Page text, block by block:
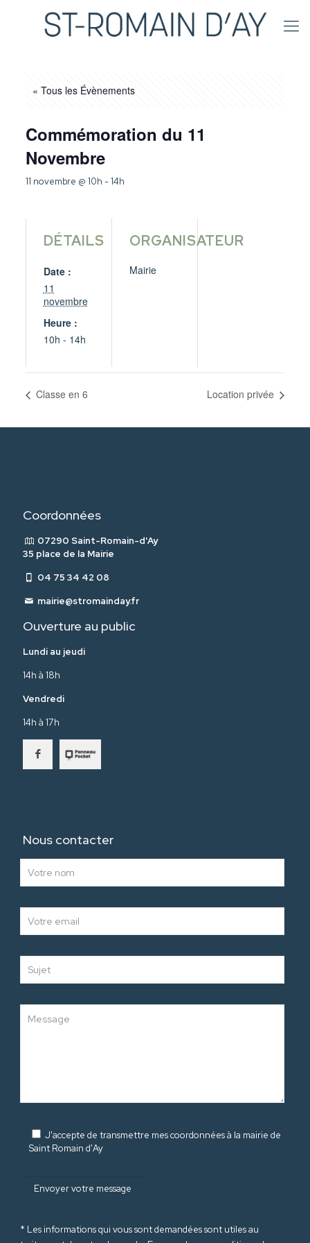
« Tous les Évènements
Commémoration du 11
Novembre
11 novembre @ 10h -14h
DÉTAILS
Date :
11
novembre
Heure :
10h - 14h
ORGANISATEUR
Mairie
Classe en 6 Location privée
Coordonnées
07290 Saint-Romain-d'Ay
35 place de la Mairie
04 75 34 42 08
mairie@stromainday.fr
Ouverture au public
Lundi au jeudi
14h à 18h
Vendredi
14h à 17h
Nous contacter
J'accepte de transmettre mes coordonnées à la mairie de
Saint Romain d'Ay
* Les informations qui vous sont demandées sont utiles au